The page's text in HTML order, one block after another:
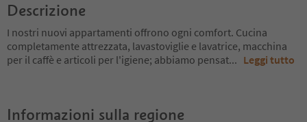
Descrizione
I nostri nuovi appartamenti offrono ogni comfort. Cucina
completamente attrezzata, lavastoviglie e lavatrice, macchina
per il caffè e articoli per l'igiene; abbiamo pensat... Leggi tutto
Informazioni sulla regione